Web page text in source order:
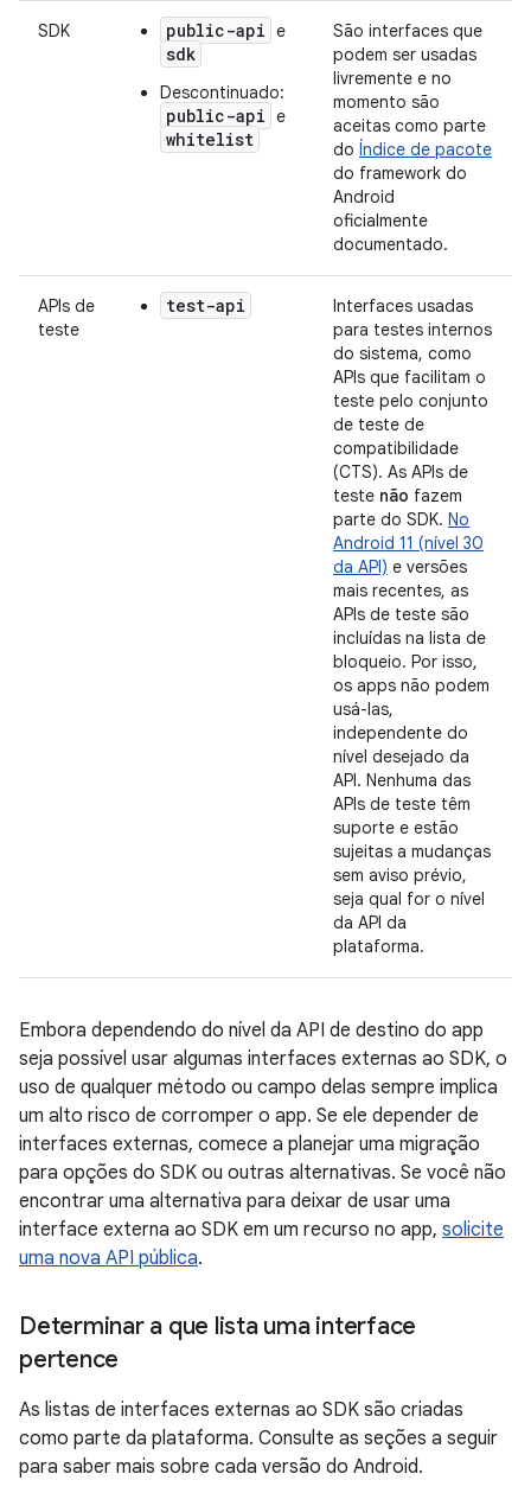
SDK public-api e
sdk
Descontinuado:
public-api e
whitelist
São interfaces que
podem ser usadas
livremente e no
momento são
aceitas como parte
do Índice de pacote
do framework do
Android
oficialmente
documentado.
APIs de
teste
test-api
Interfaces usadas
para testes internos
do sistema, como
APIs que facilitam o
teste pelo conjunto
de teste de
compatibilidade
(CTS). As APIs de
teste não fazem
parte do SDK. No
Android 11 (nível 30
da API) e versões
mais recentes, as
APIs de teste são
incluídas na lista de
bloqueio. Por isso,
os apps não podem
usá-las,
independente do
nível desejado da
API. Nenhuma das
APIs de teste têm
suporte e estão
sujeitas a mudanças
sem aviso prévio,
seja qual for o nível
da API da
plataforma.
Embora dependendo do nível da API de destino do app
seja possível usar algumas interfaces externas ao SDK, o
uso de qualquer método ou campo delas sempre implica
um alto risco de corromper o app. Se ele depender de
interfaces externas, comece a planejar uma migração
para opções do SDK ou outras alternativas. Se você não
encontrar uma alternativa para deixar de usar uma
interface externa ao SDK em um recurso no app, solicite
uma nova API pública.
Determinar a que lista uma interface
pertence
As listas de interfaces externas ao SDK são criadas
como parte da plataforma. Consulte as seções a seguir
para saber mais sobre cada versão do Android.